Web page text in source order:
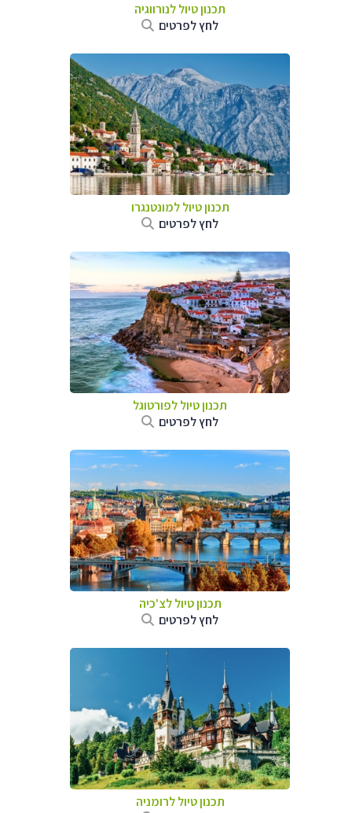
תכנון טיול לנורווגיה
לחץ לפרטים
תכנון טיול למונטנגרו
לחץ לפרטים
תכנון טיול לפורטוגל
לחץ לפרטים
תכנון טיול לצ'כיה
לחץ לפרטים
תכנון טיול לרומניה